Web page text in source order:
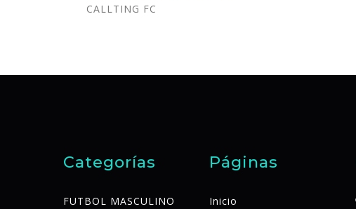
CALLTING FC
Categorías
FUTBOL MASCULINO
Páginas
Inicio